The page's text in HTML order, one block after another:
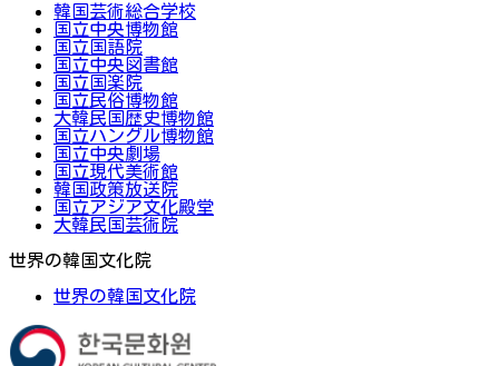
韓国芸術総合学校
国立中央博物館
国立国語院
国立中央図書館
国立国楽院
国立民俗博物館
大韓民国歴史博物館
国立ハングル博物館
国立中央劇場
国立現代美術館
韓国政策放送院
国立アジア文化殿堂
大韓民国芸術院
世界の韓国文化院
世界の韓国文化院